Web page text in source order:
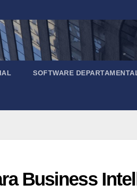
SOFTWARE
Business